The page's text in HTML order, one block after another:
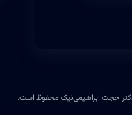
حجت ابراهیمی‌نیک محفوظ است.